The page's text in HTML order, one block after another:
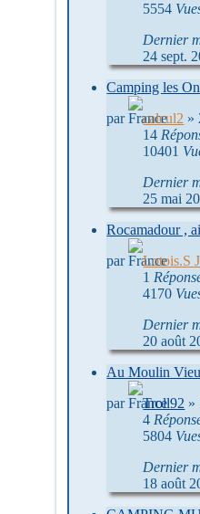
5554
Dernier
24 sept.
Camping les
par
calcul2 »
14
10401
Dernier
25 mai
Rocamadour ,
par
Lotois.S J
1
4170
Dernier
20 août
Au Moulin
par
Troll92 »
4
5804
Dernier
18 août